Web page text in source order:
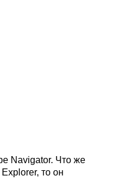
Navigator. Что же
то он